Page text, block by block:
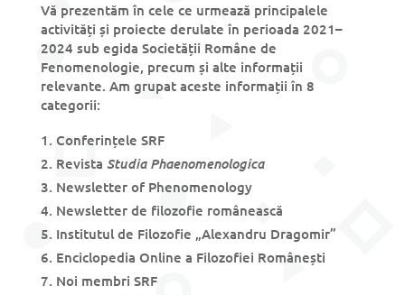
Vă prezentăm în cele ce urmează principalele
activități și proiecte derulate în perioada 2021–
2024 sub egida Societății Române de
Fenomenologie, precum și alte informații
relevante. Am grupat aceste informații în 8
categorii:
Conferințele SRF
Revista Studia Phaenomenologica
Newsletter of Phenomenology
Newsletter de filozofie românească
Institutul de Filozofie „Alexandru Dragomir”
Enciclopedia Online a Filozofiei Românești
Noi membri SRF